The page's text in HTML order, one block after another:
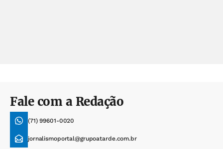
Fale com a Redação
(71) 99601-0020
jornalismoportal@grupoatarde.com.br